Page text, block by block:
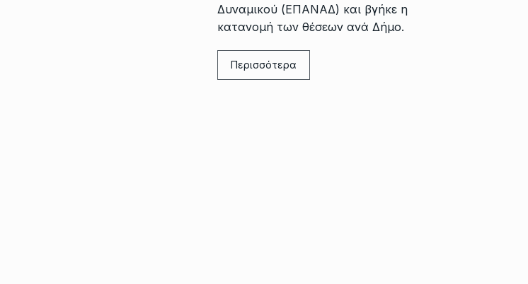
Δυναμικού (ΕΠΑΝΑΔ) και βγήκε η
κατανομή των θέσεων ανά Δήμο.
Περισσότερα